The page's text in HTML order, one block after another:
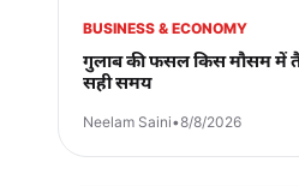
BUSINESS & ECONOMY
गुलाब की फसल किस मौसम में
सही समय
Neelam Saini•8/8/2026